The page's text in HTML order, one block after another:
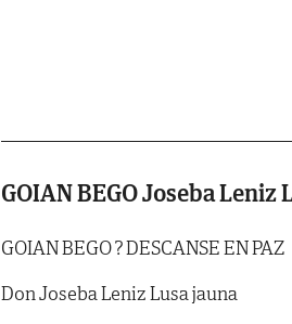
GOIAN BEGO Joseba Leniz
GOIAN BEGO ? DESCANSE EN PAZ
Don Joseba Leniz Lusa jauna